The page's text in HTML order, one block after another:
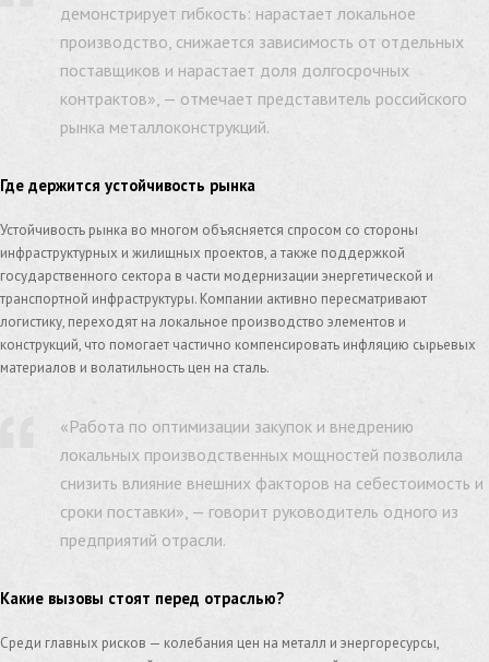
демонстрирует гибкость: нарастает локальное
производство, снижается зависимость от отдельных
поставщиков и нарастает доля долгосрочных
контрактов», — отмечает представитель российского
рынка металлоконструкций.
Где держится устойчивость рынка
Устойчивость рынка во многом объясняется спросом со стороны
инфраструктурных и жилищных проектов, а также поддержкой
государственного сектора в части модернизации энергетической и
транспортной инфраструктуры. Компании активно пересматривают
логистику, переходят на локальное производство элементов и
конструкций, что помогает частично компенсировать инфляцию сырьевых
материалов и волатильность цен на сталь.
«Работа по оптимизации закупок и внедрению
локальных производственных мощностей позволила
снизить влияние внешних факторов на себестоимость и
сроки поставки», — говорит руководитель одного из
предприятий отрасли.
Какие вызовы стоят перед отраслью?
Среди главных рисков — колебания цен на металл и энергоресурсы,